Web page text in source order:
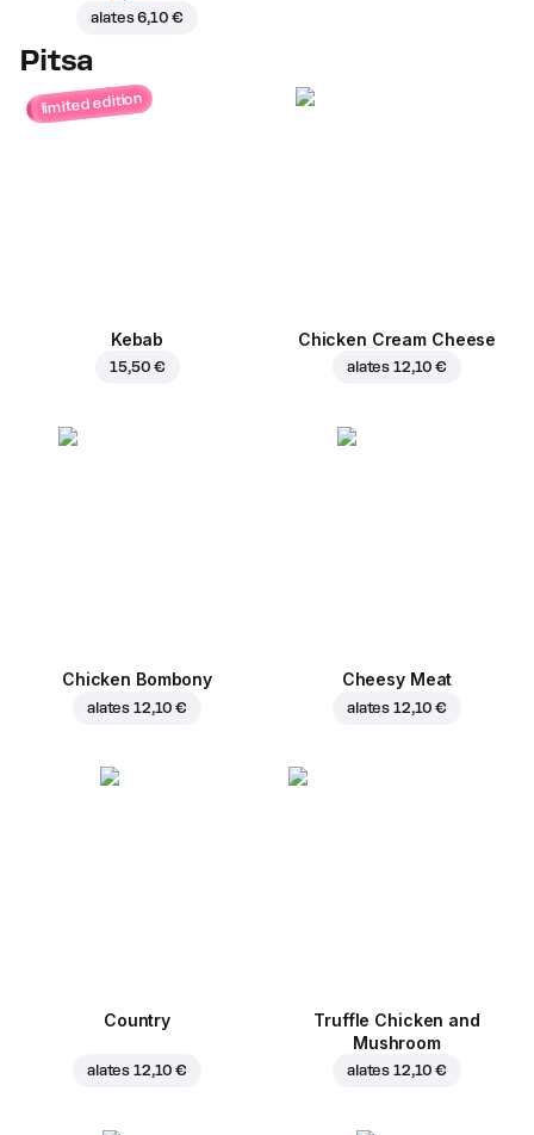
alates6,10 €
Pitsa
limited edition
Kebab
15,50 €
Chicken Cream Cheese
alates 12,10 €
Chicken Bombony
alates 12,10 €
Cheesy Meat
alates 12,10 €
Country
alates 12,10 €
Truffle Chicken and
Mushroom
alates 12,10 €